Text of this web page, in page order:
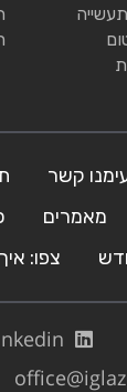
קשר
מאמרים
צפו: